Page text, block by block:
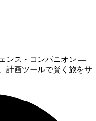
ンス・コンパニオン —
計画ツールで賢く旅をサ